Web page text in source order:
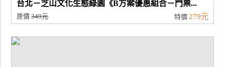
台北－芝山文化生態綠園《B方案優惠組合－門票...
原價349元 特價 279元